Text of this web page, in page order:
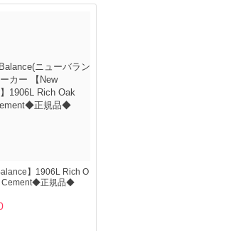
】1906L Rich O
Cement◆正規品◆